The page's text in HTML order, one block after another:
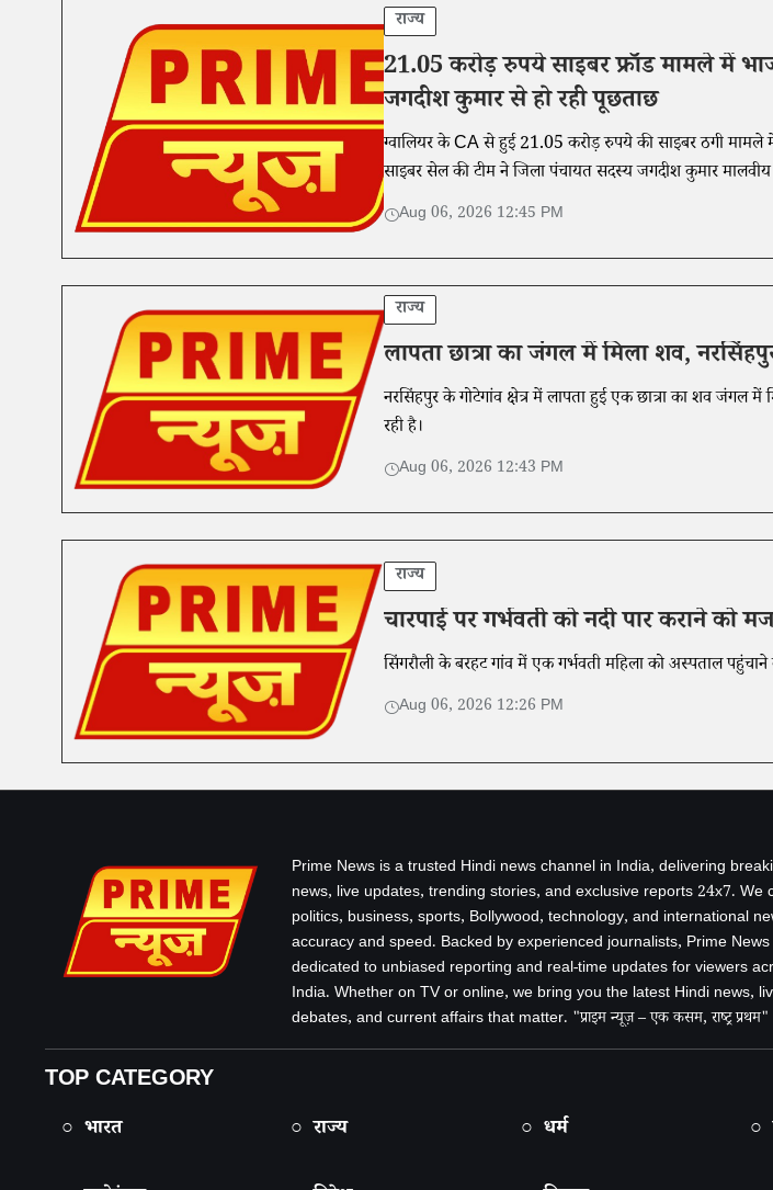
राज्य
21.05 करोड़ रुपये साइबर फ्रॉड मामले में
जगदीश कुमार से हो रही पूछताछ
ग्वालियर के CA से हुई 21.05 करोड़ रुपये की साइबर ठगी
साइबर सेल की टीम ने जिला पंचायत सदस्य जगदीश कुमार
है।Aug 06, 2026 12:45 PM
राज्य
लापता छात्रा का जंगल में मिला शव,
नरसिंहपुर के गोटेगांव क्षेत्र में लापता हुई एक छात्रा का शव जंगल
रही है।
Aug 06, 2026 12:43 PM
राज्य
चारपाई पर गर्भवती को नदी पार कराने को
सिंगरौली के बरहट गांव में एक गर्भवती महिला को अस्पताल पहुंचाने
Aug 06, 2026 12:26 PM
Prime News is a trusted Hindi news channel in India, delivering
news, live updates, trending stories, and exclusive reports 24x7. We
politics, business, sports, Bollywood, technology, and international
accuracy and speed. Backed by experienced journalists, Prime
dedicated to unbiased reporting and real-time updates for viewers
India. Whether on TV or online, we bring you the latest Hindi news,
debates, and current affairs that matter. "प्राइम न्यूज़ – एक कसम, राष्ट्र प्रथम"
TOP CATEGORY
○ भारत ○ राज्य ○ धर्म ○